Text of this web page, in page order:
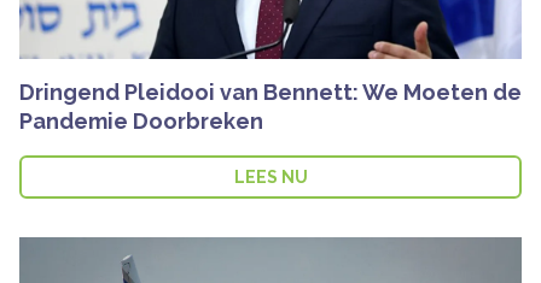
Dringend Pleidooi van Bennett: We Moeten de
Pandemie Doorbreken
LEES NU